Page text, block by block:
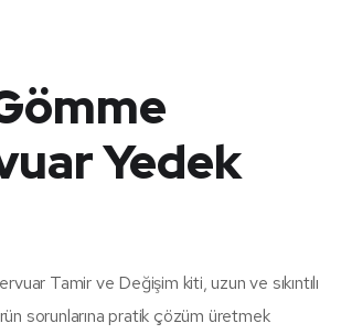
Yedek
Tamir ve Değişim kiti, uzun ve sıkıntılı
sorunlarına pratik çözüm üretmek